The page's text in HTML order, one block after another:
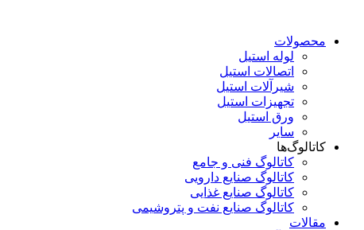
محصولات
لوله استیل
اتصالات استیل
شیرآلات استیل
تجهیزات استیل
ورق استیل
سایر
کاتالوگ‌ها
کاتالوگ فنی و جامع
کاتالوگ صنایع دارویی
کاتالوگ صنایع غذایی
کاتالوگ صنایع نفت و پتروشیمی
مقالات